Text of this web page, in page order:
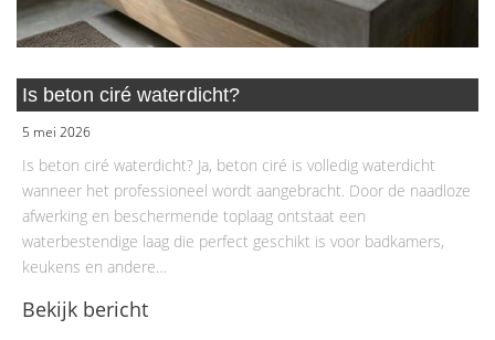
Is beton ciré waterdicht?
5 mei 2026
Is beton ciré waterdicht? Ja, beton ciré is volledig waterdicht
wanneer het professioneel wordt aangebracht. Door de naadloze
afwerking en beschermende toplaag ontstaat een
waterbestendige laag die perfect geschikt is voor badkamers,
keukens en andere…
Bekijk bericht